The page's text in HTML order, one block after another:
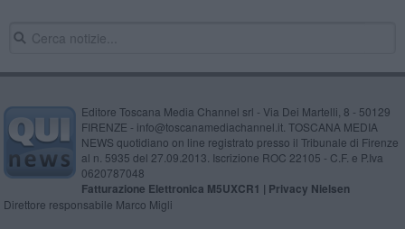
Editore Toscana Media Channel srl - Via Dei Martelli, 8 - 50129
FIRENZE - info@toscanamediachannel.it. TOSCANA MEDIA
NEWS quotidiano on line registrato presso il Tribunale di Firenze
al n. 5935 del 27.09.2013. Iscrizione ROC 22105 - C.F. e P.Iva
0620787048
Fatturazione Elettronica M5UXCR1 | Privacy Nielsen
Direttore responsabile Marco Migli